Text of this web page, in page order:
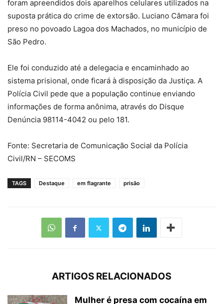
foram apreendidos dois aparelhos celulares utilizados na
suposta prática do crime de extorsão. Luciano Câmara foi
preso no povoado Lagoa dos Machados, no município de
São Pedro.
Ele foi conduzido até a delegacia e encaminhado ao
sistema prisional, onde ficará à disposição da Justiça. A
Polícia Civil pede que a população continue enviando
informações de forma anônima, através do Disque
Denúncia 98114-4042 ou pelo 181.
Fonte: Secretaria de Comunicação Social da Polícia
Civil/RN – SECOMS
TAGS Destaque em flagrante prisão
ARTIGOS RELACIONADOS
Mulher é presa com cocaína em